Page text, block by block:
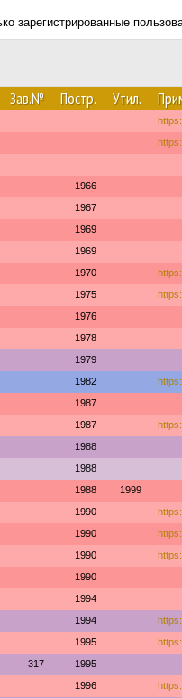
зарегистрированные
Зав.№ Постр. Утил.
1966
1967
1969
1969
1970
1975
1976
1978
1979
1982
1987
1987
1988
1988
1988 1999
1990
1990
1990
1990
1994
1994
1995
317 1995
1996